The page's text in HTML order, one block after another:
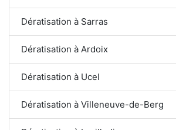
Dératisation à Sarras
Dératisation à Ardoix
Dératisation à Ucel
Dératisation à Villeneuve-de-Berg